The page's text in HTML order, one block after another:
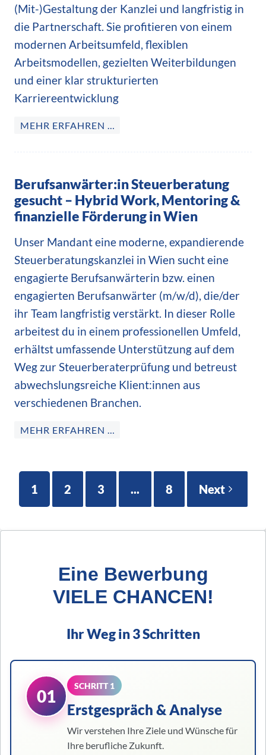
(Mit-)Gestaltung der Kanzlei und langfristig in
die Partnerschaft. Sie profitieren von einem
modernen Arbeitsumfeld, flexiblen
Arbeitsmodellen, gezielten Weiterbildungen
und einer klar strukturierten
Karriereentwicklung
MEHR ERFAHREN …
Berufsanwärter:in Steuerberatung
gesucht – Hybrid Work, Mentoring &
finanzielle Förderung in Wien
Unser Mandant eine moderne, expandierende
Steuerberatungskanzlei in Wien sucht eine
engagierte Berufsanwärterin bzw. einen
engagierten Berufsanwärter (m/w/d), die/der
ihr Team langfristig verstärkt. In dieser Rolle
arbeitest du in einem professionellen Umfeld,
erhältst umfassende Unterstützung auf dem
Weg zur Steuerberaterprüfung und betreust
abwechslungsreiche Klient:innen aus
verschiedenen Branchen.
MEHR ERFAHREN …
1 2 3 ... 8 Next
Eine Bewerbung
VIELE CHANCEN!
Ihr Weg in 3 Schritten
01
SCHRITT 1
Erstgespräch & Analyse
Wir verstehen Ihre Ziele und Wünsche für
Ihre berufliche Zukunft.